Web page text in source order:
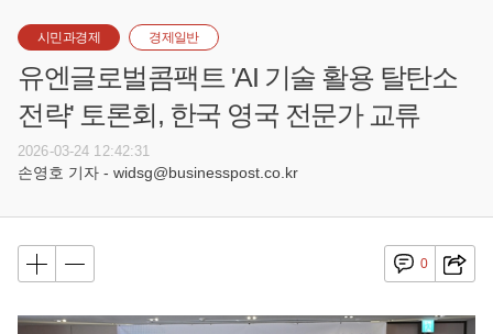
시민과경제 경제일반
유엔글로벌콤팩트 'AI 기술 활용 탈탄소
전략' 토론회, 한국 영국 전문가 교류
2026-03-24 12:42:31
손영호 기자 - widsg@businesspost.co.kr
0